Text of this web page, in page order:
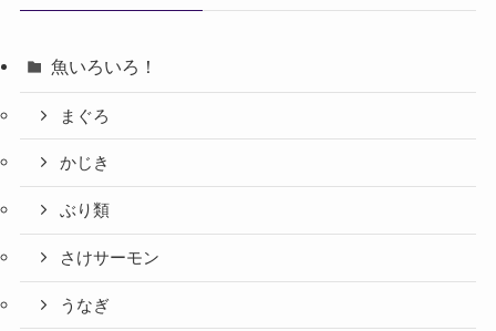
魚いろいろ！
まぐろ
かじき
ぶり類
さけサーモン
うなぎ